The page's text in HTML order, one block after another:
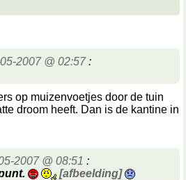
2007 @ 02:57:
op muizenvoetjes door de tuin
droom heeft. Dan is de kantine in
2007 @ 08:51 :
[afbeelding]